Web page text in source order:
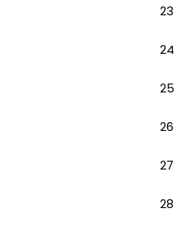
23
24
25
26
27
28